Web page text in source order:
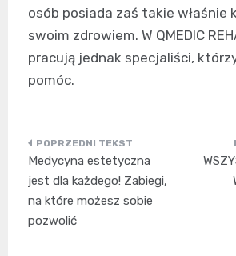
osób posiada zaś takie właśnie
swoim zdrowiem. W QMEDIC
pracują jednak specjaliści,
pomóc.
Nawigacja
wpisu
Medycyna estetyczna
jest dla każdego! Zabiegi,
na które możesz sobie
pozwolić